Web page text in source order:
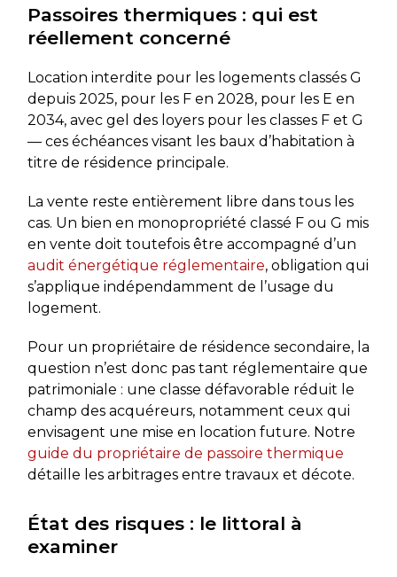
Passoires thermiques : qui est
réellement concerné
Location interdite pour les logements classés G
depuis 2025, pour les F en 2028, pour les E en
2034, avec gel des loyers pour les classes F et G
— ces échéances visant les baux d’habitation à
titre de résidence principale.
La vente reste entièrement libre dans tous les
cas. Un bien en monopropriété classé F ou G mis
en vente doit toutefois être accompagné d’un
audit énergétique réglementaire, obligation qui
s’applique indépendamment de l’usage du
logement.
Pour un propriétaire de résidence secondaire, la
question n’est donc pas tant réglementaire que
patrimoniale : une classe défavorable réduit le
champ des acquéreurs, notamment ceux qui
envisagent une mise en location future. Notre
guide du propriétaire de passoire thermique
détaille les arbitrages entre travaux et décote.
État des risques : le littoral à
examiner